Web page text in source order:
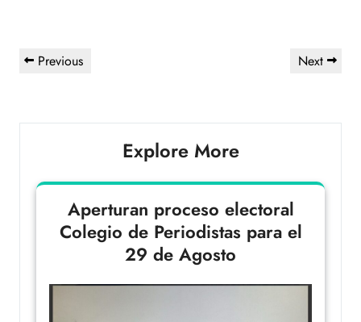
Previous Next
Explore More
Aperturan proceso electoral
Colegio de Periodistas para el
29 de Agosto